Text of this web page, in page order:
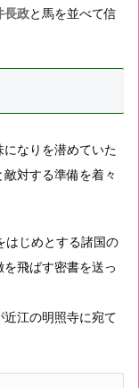
長政と馬を並べて信
なりを潜めていた
対する準備を着々
はじめとする諸国の
飛ばす密書を送っ
江の明照寺に宛て